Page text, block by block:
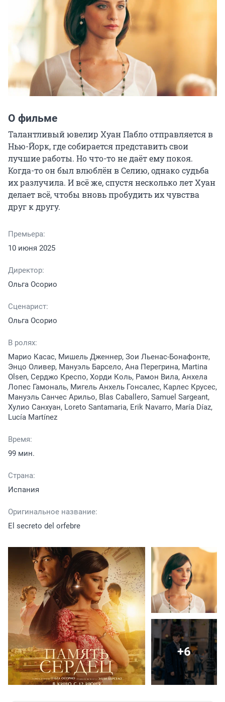
О фильме
Талантливый ювелир Хуан Пабло отправляется в
Нью-Йорк, где собирается представить свои
лучшие работы. Но что-то не даёт ему покоя.
Когда-то он был влюблён в Селию, однако судьба
их разлучила. И всё же, спустя несколько лет Хуан
делает всё, чтобы вновь пробудить их чувства
друг к другу.
Премьера:
10 июня 2025
Директор:
Ольга Осорио
Сценарист:
Ольга Осорио
В ролях:
Марио Касас, Мишель Дженнер, Зои Льенас-Бонафонте,
Энцо Оливер, Мануэль Барсело, Ана Перегрина, Martina
Olsen, Серджо Креспо, Хорди Коль, Рамон Вила, Анхела
Лопес Гамональ, Мигель Анхель Гонсалес, Карлес Крусес,
Мануэль Санчес Арильо, Blas Caballero, Samuel Sargeant,
Хулио Санхуан, Loreto Santamaria, Erik Navarro, María Díaz,
Lucía Martínez
Время:
99 мин.
Страна:
Испания
Оригинальное название:
El secreto del orfebre
+6